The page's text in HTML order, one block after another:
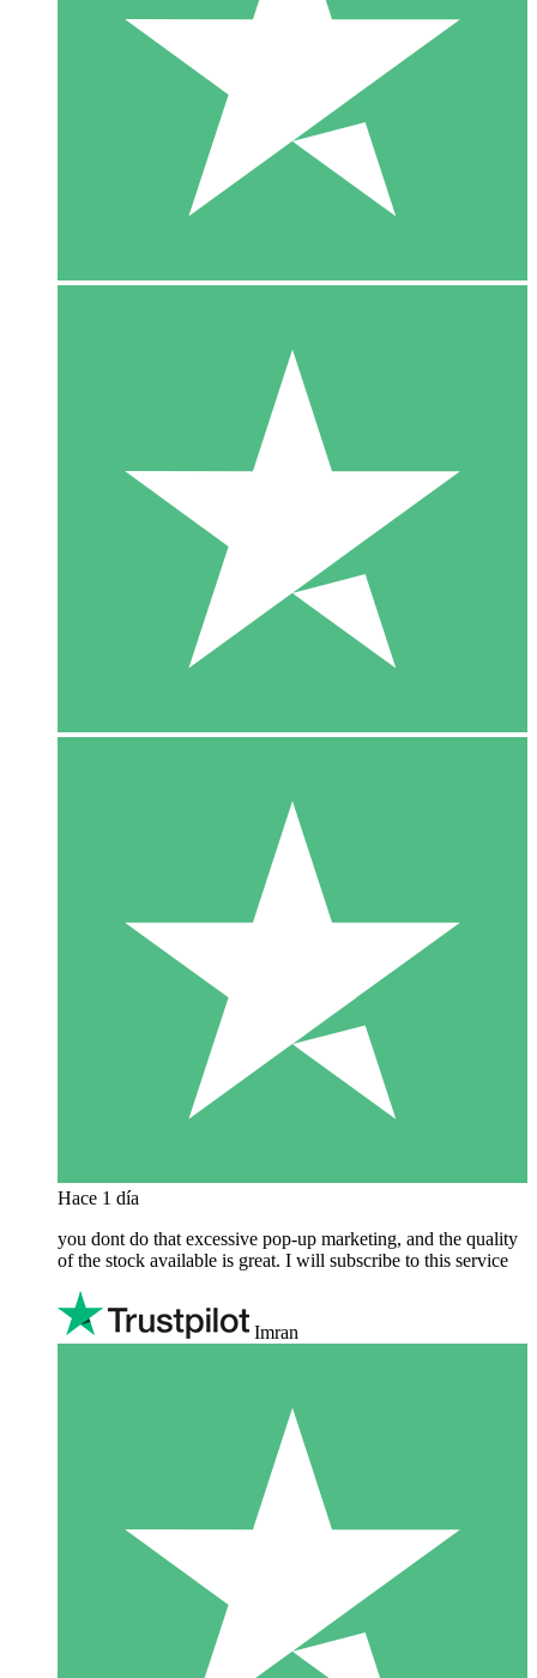
Hace 1 día
you dont do that excessive pop-up marketing, and the quality
of the stock available is great. I will subscribe to this service
Imran